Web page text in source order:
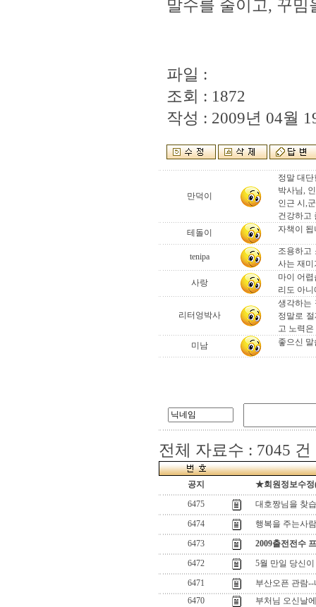
말수를 줄이고, 꾸
파일 :
조회 : 1872
작성 : 2009년 04월
만덕이
정말 대
박사님,
인근 시,
건강하고
테돌이
자책이
tenipa
조용하고
사는 재미
사랑
마이 어
리도 아
리터엉박사
생각하는
정말로
고 노력은
미남
좋으신
전체 자료수 : 7045 건
공지
★회원정보수
6475
대호짱님을 찾
6474
행복을 주는사람
6473
2009출전전수
6472
5월 만일 당신
6471
부산오픈 관람
6470
부처님 오신날